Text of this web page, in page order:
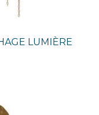
LUMIÈRE